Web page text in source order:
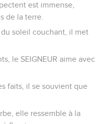
est immense,
de la terre.
soleil couchant, il met
le SEIGNEUR aime avec
faits, il se souvient que
elle ressemble à la